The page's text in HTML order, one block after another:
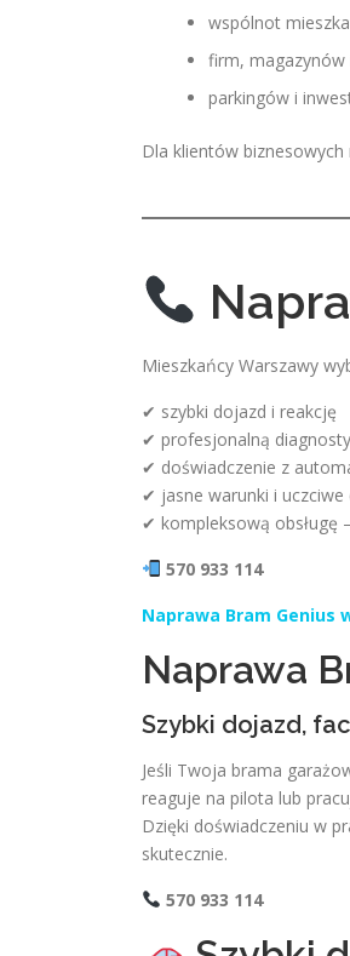
wspólnot
firm, magazynów
parkingów i
Dla klientów
Mieszkańcy Warszawy
✔ szybki dojazd i reakcję
✔ profesjonalną
✔ doświadczenie z
✔ jasne warunki i uczciwe
✔ kompleksową obsługę
570 933 114
Naprawa Bram Genius
Naprawa
Szybki dojazd,
Jeśli Twoja brama
reaguje na pilota lub
Dzięki doświadczeniu w
skutecznie.
570 933 114